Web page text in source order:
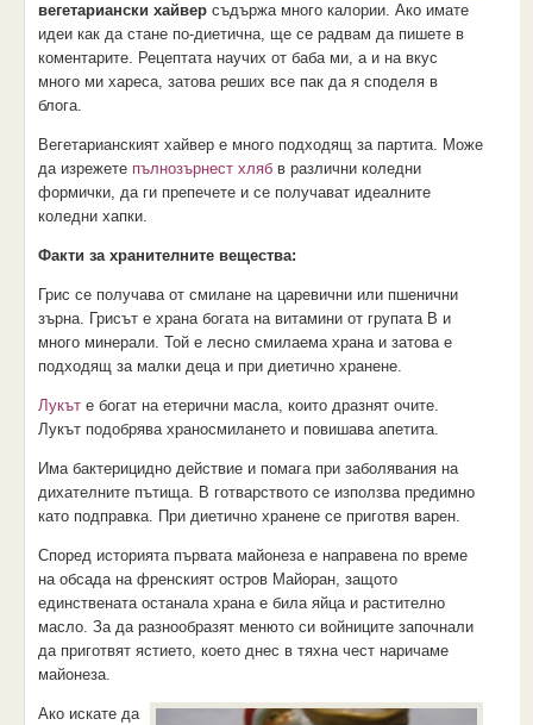
вегетариански хайверсъдържа много калории. Ако имате
идеи как да стане по-диетична, ще се радвам да пишете в
коментарите. Рецептата научих от баба ми, а и на вкус
много ми хареса, затова реших все пак да я споделя в
блога.
Вегетарианският хайвер е много подходящ за партита. Може
да изрежете пълнозърнест хлябв различни коледни
формички, да ги препечете и се получават идеалните
коледни хапки.
Факти за хранителните вещества:
Грис се получава от смилане на царевични или пшенични
зърна. Грисът е храна богата на витамини от групата В и
много минерали. Той е лесно смилаема храна и затова е
подходящ за малки деца и при диетично хранене.
Лукъте богат на етерични масла, които дразнят очите.
Лукът подобрява храносмилането и повишава апетита.
Има бактерицидно действие и помага при заболявания на
дихателните пътища. В готварството се използва предимно
като подправка. При диетично хранене се приготвя варен.
Според историята първата майонеза е направена по време
на обсада на френският остров Майоран, защото
единствената останала храна е била яйца и растително
масло. За да разнообразят менюто си войниците започнали
да приготвят ястието, което днес в тяхна чест наричаме
майонеза.
Ако искате да